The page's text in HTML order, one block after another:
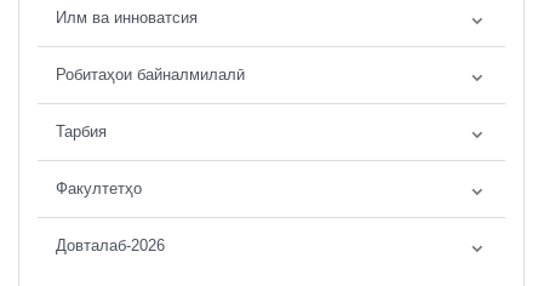
Илм ва инноватсия
Робитаҳои байналмилалӣ
Тарбия
Факултетҳо
Довталаб-2026